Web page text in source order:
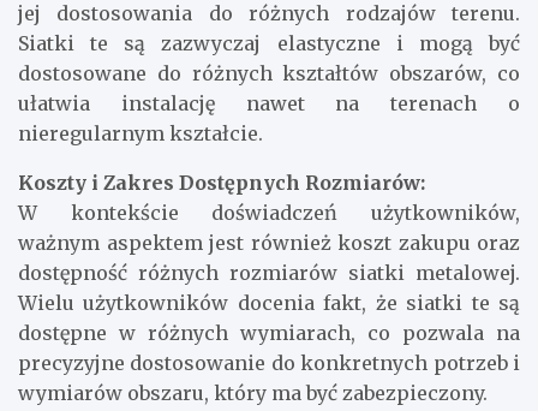
jej dostosowania do różnych rodzajów terenu.
Siatki te są zazwyczaj elastyczne i mogą być
dostosowane do różnych kształtów obszarów, co
ułatwia instalację nawet na terenach o
nieregularnym kształcie.
Koszty i Zakres Dostępnych Rozmiarów:
W kontekście doświadczeń użytkowników,
ważnym aspektem jest również koszt zakupu oraz
dostępność różnych rozmiarów siatki metalowej.
Wielu użytkowników docenia fakt, że siatki te są
dostępne w różnych wymiarach, co pozwala na
precyzyjne dostosowanie do konkretnych potrzeb i
wymiarów obszaru, który ma być zabezpieczony.